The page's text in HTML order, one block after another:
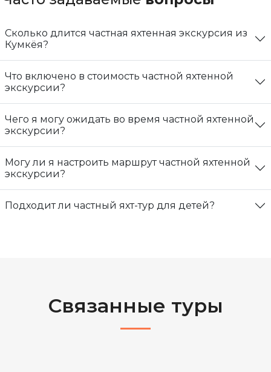
Сколько длится частная яхтенная экскурсия из
Кумкёя?
Что включено в стоимость частной яхтенной
экскурсии?
Чего я могу ожидать во время частной яхтенной
экскурсии?
Могу ли я настроить маршрут частной яхтенной
экскурсии?
Подходит ли частный яхт-тур для детей?
Связанные туры